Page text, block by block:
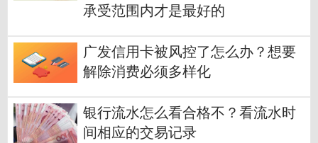
承受范围内才是最好的
广发信用卡被风控了怎么办？想要
解除消费必须多样化
银行流水怎么看合格不？看流水时
间相应的交易记录